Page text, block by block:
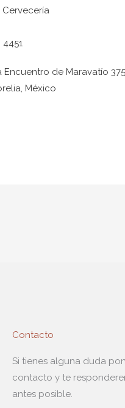
4451
Encuentro de Maravatío
México
Contacto
Si tienes alguna duda
contacto y te
antes posible.